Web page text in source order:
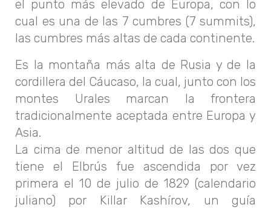
el punto más elevado de Europa, con lo
cual es una de las 7 cumbres (7 summits),
las cumbres más altas de cada continente.
Es la montaña más alta de Rusia y de la
cordillera del Cáucaso, la cual, junto con los
montes Urales marcan la frontera
tradicionalmente aceptada entre Europa y
Asia.
La cima de menor altitud de las dos que
tiene el Elbrús fue ascendida por vez
primera el 10 de julio de 1829 (calendario
juliano) por Killar Kashírov, un guía